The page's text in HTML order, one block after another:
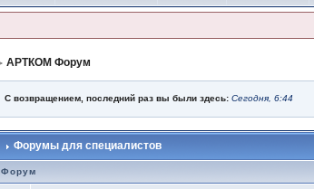
АРТКОМ Форум
С возвращением, последний раз вы были здесь: Сегодня, 6:44
Форумы для специалистов
Форум